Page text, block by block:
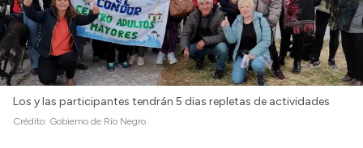
Los y las participantes tendrán 5 dias repletas de actividades
Crédito: Gobierno de Río Negro